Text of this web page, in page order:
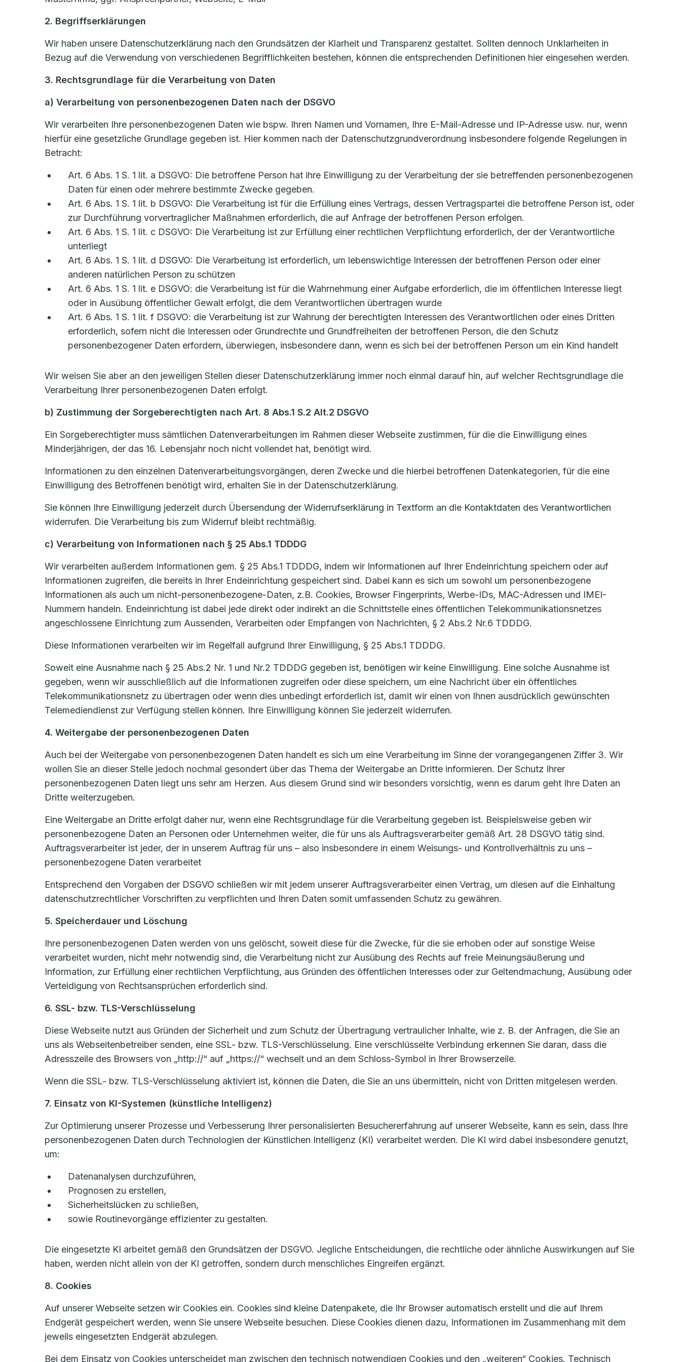
2. Begriffserklärungen
Wir haben unsere Datenschutzerklärung nach den Grundsätzen der Klarheit und Transparenz gestaltet. Sollten dennoch Unklarheiten in
Bezug auf die Verwendung von verschiedenen Begrifflichkeiten bestehen, können die entsprechenden Definitionen hier eingesehen werden.
3. Rechtsgrundlage für die Verarbeitung von Daten
a) Verarbeitung von personenbezogenen Daten nach der DSGVO
Wir verarbeiten Ihre personenbezogenen Daten wie bspw. Ihren Namen und Vornamen, Ihre E-Mail-Adresse und IP-Adresse usw. nur, wenn
hierfür eine gesetzliche Grundlage gegeben ist. Hier kommen nach der Datenschutzgrundverordnung insbesondere folgende Regelungen in
Betracht:
Art. 6 Abs. 1 S. 1 lit. a DSGVO: Die betroffene Person hat ihre Einwilligung zu der Verarbeitung der sie betreffenden personenbezogenen
Daten für einen oder mehrere bestimmte Zwecke gegeben.
Art. 6 Abs. 1 S. 1 lit. b DSGVO: Die Verarbeitung ist für die Erfüllung eines Vertrags, dessen Vertragspartei die betroffene Person ist, oder
zur Durchführung vorvertraglicher Maßnahmen erforderlich, die auf Anfrage der betroffenen Person erfolgen.
Art. 6 Abs. 1 S. 1 lit. c DSGVO: Die Verarbeitung ist zur Erfüllung einer rechtlichen Verpflichtung erforderlich, der der Verantwortliche
unterliegt
Art. 6 Abs. 1 S. 1 lit. d DSGVO: Die Verarbeitung ist erforderlich, um lebenswichtige Interessen der betroffenen Person oder einer
anderen natürlichen Person zu schützen
Art. 6 Abs. 1 S. 1 lit. e DSGVO: die Verarbeitung ist für die Wahrnehmung einer Aufgabe erforderlich, die im öffentlichen Interesse liegt
oder in Ausübung öffentlicher Gewalt erfolgt, die dem Verantwortlichen übertragen wurde
Art. 6 Abs. 1 S. 1 lit. f DSGVO: die Verarbeitung ist zur Wahrung der berechtigten Interessen des Verantwortlichen oder eines Dritten
erforderlich, sofern nicht die Interessen oder Grundrechte und Grundfreiheiten der betroffenen Person, die den Schutz
personenbezogener Daten erfordern, überwiegen, insbesondere dann, wenn es sich bei der betroffenen Person um ein Kind handelt
Wir weisen Sie aber an den jeweiligen Stellen dieser Datenschutzerklärung immer noch einmal darauf hin, auf welcher Rechtsgrundlage die
Verarbeitung Ihrer personenbezogenen Daten erfolgt.
b) Zustimmung der Sorgeberechtigten nach Art. 8 Abs.1 S.2 Alt.2 DSGVO
Ein Sorgeberechtigter muss sämtlichen Datenverarbeitungen im Rahmen dieser Webseite zustimmen, für die die Einwilligung eines
Minderjährigen, der das 16. Lebensjahr noch nicht vollendet hat, benötigt wird.
Informationen zu den einzelnen Datenverarbeitungsvorgängen, deren Zwecke und die hierbei betroffenen Datenkategorien, für die eine
Einwilligung des Betroffenen benötigt wird, erhalten Sie in der Datenschutzerklärung.
Sie können Ihre Einwilligung jederzeit durch Übersendung der Widerrufserklärung in Textform an die Kontaktdaten des Verantwortlichen
widerrufen. Die Verarbeitung bis zum Widerruf bleibt rechtmäßig.
c) Verarbeitung von Informationen nach § 25 Abs.1 TDDDG
Wir verarbeiten außerdem Informationen gem. § 25 Abs.1 TDDDG, indem wir Informationen auf Ihrer Endeinrichtung speichern oder auf
Informationen zugreifen, die bereits in Ihrer Endeinrichtung gespeichert sind. Dabei kann es sich um sowohl um personenbezogene
Informationen als auch um nicht-personenbezogene-Daten, z.B. Cookies, Browser Fingerprints, Werbe-IDs, MAC-Adressen und IMEI-
Nummern handeln. Endeinrichtung ist dabei jede direkt oder indirekt an die Schnittstelle eines öffentlichen Telekommunikationsnetzes
angeschlossene Einrichtung zum Aussenden, Verarbeiten oder Empfangen von Nachrichten, § 2 Abs.2 Nr.6 TDDDG.
Diese Informationen verarbeiten wir im Regelfall aufgrund Ihrer Einwilligung, § 25 Abs.1 TDDDG.
Soweit eine Ausnahme nach § 25 Abs.2 Nr. 1 und Nr.2 TDDDG gegeben ist, benötigen wir keine Einwilligung. Eine solche Ausnahme ist
gegeben, wenn wir ausschließlich auf die Informationen zugreifen oder diese speichern, um eine Nachricht über ein öffentliches
Telekommunikationsnetz zu übertragen oder wenn dies unbedingt erforderlich ist, damit wir einen von Ihnen ausdrücklich gewünschten
Telemediendienst zur Verfügung stellen können. Ihre Einwilligung können Sie jederzeit widerrufen.
4. Weitergabe der personenbezogenen Daten
Auch bei der Weitergabe von personenbezogenen Daten handelt es sich um eine Verarbeitung im Sinne der vorangegangenen Ziffer 3. Wir
wollen Sie an dieser Stelle jedoch nochmal gesondert über das Thema der Weitergabe an Dritte informieren. Der Schutz Ihrer
personenbezogenen Daten liegt uns sehr am Herzen. Aus diesem Grund sind wir besonders vorsichtig, wenn es darum geht Ihre Daten an
Dritte weiterzugeben.
Eine Weitergabe an Dritte erfolgt daher nur, wenn eine Rechtsgrundlage für die Verarbeitung gegeben ist. Beispielsweise geben wir
personenbezogene Daten an Personen oder Unternehmen weiter, die für uns als Auftragsverarbeiter gemäß Art. 28 DSGVO tätig sind.
Auftragsverarbeiter ist jeder, der in unserem Auftrag für uns – also insbesondere in einem Weisungs- und Kontrollverhältnis zu uns –
personenbezogene Daten verarbeitet
Entsprechend den Vorgaben der DSGVO schließen wir mit jedem unserer Auftragsverarbeiter einen Vertrag, um diesen auf die Einhaltung
datenschutzrechtlicher Vorschriften zu verpflichten und Ihren Daten somit umfassenden Schutz zu gewähren.
5. Speicherdauer und Löschung
Ihre personenbezogenen Daten werden von uns gelöscht, soweit diese für die Zwecke, für die sie erhoben oder auf sonstige Weise
verarbeitet wurden, nicht mehr notwendig sind, die Verarbeitung nicht zur Ausübung des Rechts auf freie Meinungsäußerung und
Information, zur Erfüllung einer rechtlichen Verpflichtung, aus Gründen des öffentlichen Interesses oder zur Geltendmachung, Ausübung oder
Verteidigung von Rechtsansprüchen erforderlich sind.
6. SSL- bzw. TLS-Verschlüsselung
Diese Webseite nutzt aus Gründen der Sicherheit und zum Schutz der Übertragung vertraulicher Inhalte, wie z. B. der Anfragen, die Sie an
uns als Webseitenbetreiber senden, eine SSL- bzw. TLS-Verschlüsselung. Eine verschlüsselte Verbindung erkennen Sie daran, dass die
Adresszeile des Browsers von „http://“ auf „https://“ wechselt und an dem Schloss-Symbol in Ihrer Browserzeile.
Wenn die SSL- bzw. TLS-Verschlüsselung aktiviert ist, können die Daten, die Sie an uns übermitteln, nicht von Dritten mitgelesen werden.
7. Einsatz von KI-Systemen (künstliche Intelligenz)
Zur Optimierung unserer Prozesse und Verbesserung Ihrer personalisierten Besuchererfahrung auf unserer Webseite, kann es sein, dass Ihre
personenbezogenen Daten durch Technologien der Künstlichen Intelligenz (KI) verarbeitet werden. Die KI wird dabei insbesondere genutzt,
um:
Datenanalysen durchzuführen,
Prognosen zu erstellen,
Sicherheitslücken zu schließen,
sowie Routinevorgänge effizienter zu gestalten.
Die eingesetzte KI arbeitet gemäß den Grundsätzen der DSGVO. Jegliche Entscheidungen, die rechtliche oder ähnliche Auswirkungen auf Sie
haben, werden nicht allein von der KI getroffen, sondern durch menschliches Eingreifen ergänzt.
8. Cookies
Auf unserer Webseite setzen wir Cookies ein. Cookies sind kleine Datenpakete, die Ihr Browser automatisch erstellt und die auf Ihrem
Endgerät gespeichert werden, wenn Sie unsere Webseite besuchen. Diese Cookies dienen dazu, Informationen im Zusammenhang mit dem
jeweils eingesetzten Endgerät abzulegen.
Bei dem Einsatz von Cookies unterscheidet man zwischen den technisch notwendigen Cookies und den „weiteren“ Cookies. Technisch